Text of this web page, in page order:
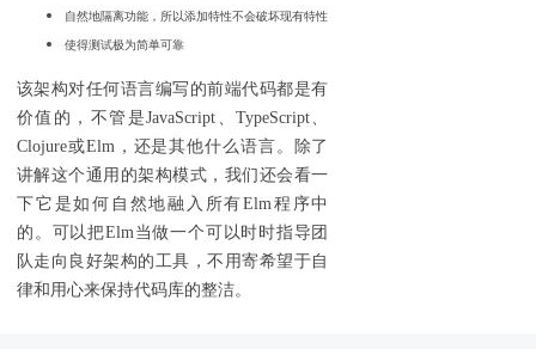
自然地隔离功能，所以添加特性不会破坏现有特性
使得测试极为简单可靠
该架构对任何语言编写的前端代码都是有
价值的，不管是JavaScript、TypeScript、
Clojure或Elm，还是其他什么语言。除了
讲解这个通用的架构模式，我们还会看一
下它是如何自然地融入所有Elm程序中
的。可以把Elm当做一个可以时时指导团
队走向良好架构的工具，不用寄希望于自
律和用心来保持代码库的整洁。